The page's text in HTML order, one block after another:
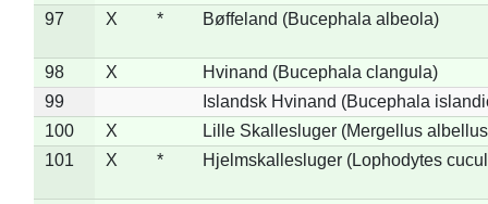
97
X * Bøffeland (Bucephala albeola)
98 X
Hvinand (Bucephala clangula)
99
Islandsk Hvinand (Bucephala
100
X
Lille Skallesluger (Mergellus
101
X * Hjelmskallesluger (Lophodytes